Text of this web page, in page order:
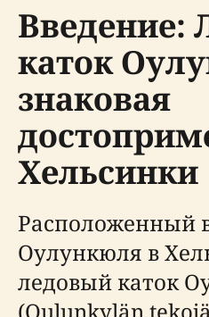
Введение:
каток
знаковая
Хельсинки
Расположенный
Оулункюля в
ледовый каток